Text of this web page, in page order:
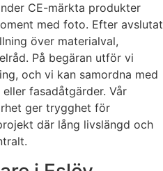
CE-märkta produkter
med foto. Efter avslutat
över materialval,
På begäran utför vi
och vi kan samordna med
fasadåtgärder. Vår
ger trygghet för
där lång livslängd och